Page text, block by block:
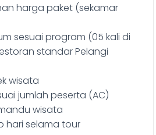
harga paket (sekamar
sesuai program (05 kali di
standar Pelangi
wisata
jumlah peserta (AC)
wisata
hari selama tour